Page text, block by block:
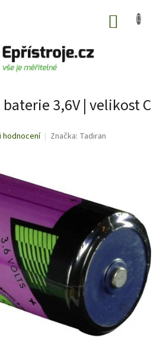
3,6V | velikost C
Značka: Tadiran